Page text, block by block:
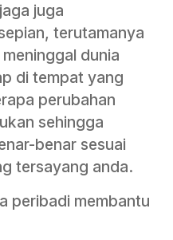
juga
terutamanya
dunia
di tempat yang
perubahan
sehingga
benar sesuai
tersayang anda.
peribadi membantu